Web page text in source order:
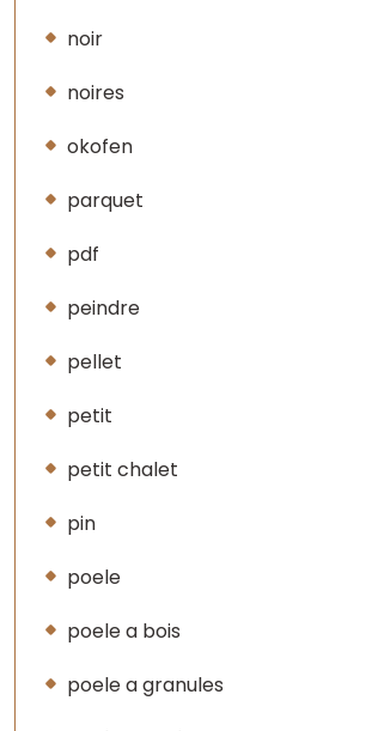
noir
noires
okofen
parquet
pdf
peindre
pellet
petit
petit chalet
pin
poele
poele a bois
poele a granules